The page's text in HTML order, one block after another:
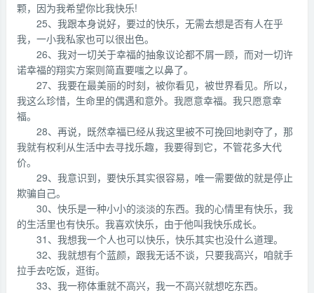
颗，因为我希望你比我快乐!
25、我跟本身说好，要过的快乐，无需去想是否有人在乎
我，一小我私家也可以很出色。
26、我对一切关于幸福的抽象议论都不屑一顾，而对一切许
诺幸福的翔实方案则简直要嗤之以鼻了。
27、我要在最美丽的时刻，被你看见，被世界看见。所以，
我这么珍惜，生命里的偶遇和意外。我愿意幸福。我只愿意幸
福。
28、再说，既然幸福已经从我这里被不可挽回地剥夺了，那
我就有权利从生活中去寻找乐趣，我要得到它，不管花多大代
价。
29、我意识到，要快乐其实很容易，唯一需要做的就是停止
欺骗自己。
30、快乐是一种小小的淡淡的东西。我的心情里有快乐，我
的生活里也有快乐。我喜欢快乐，由于他叫我快乐成长。
31、我想我一个人也可以快乐，快乐其实也没什么道理。
32、我就想有个蓝颜，跟我无话不谈，只要我高兴，咱就手
拉手去吃饭，逛街。
33、我一称体重就不高兴，我一不高兴就想吃东西。